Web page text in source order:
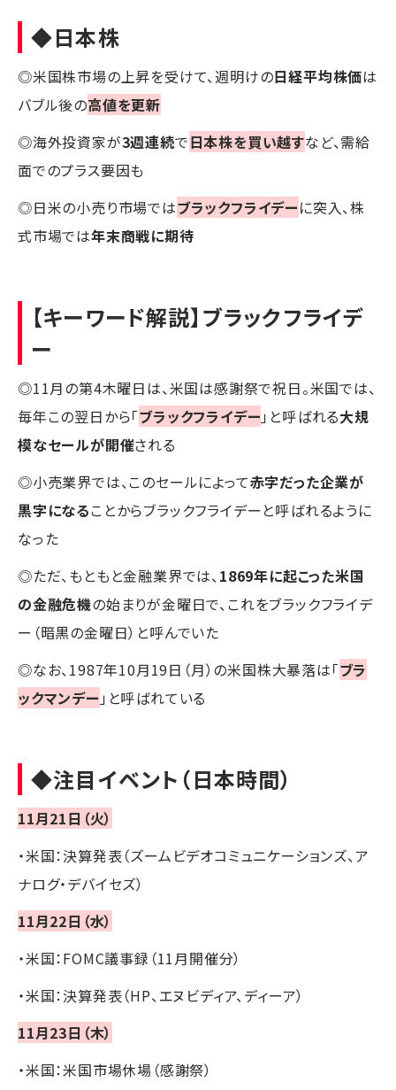
◆日本株
◎米国株市場の上昇を受けて、週明けの日経平均株価は
バブル後の高値を更新
◎海外投資家が3週連続で日本株を買い越すなど、需給
面でのプラス要因も
◎日米の小売り市場ではブラックフライデーに突入、株
式市場では年末商戦に期待
【キーワード解説】ブラックフライデ
ー
◎11月の第4木曜日は、米国は感謝祭で祝日。米国では、
毎年この翌日から「ブラックフライデー 」と呼ばれる大規
模なセールが開催される
◎小売業界では、このセールによって赤字だった企業が
黒字になることからブラックフライデーと呼ばれるように
なった
◎ただ、もともと金融業界では、1869年に起こった米国
の金融危機の始まりが金曜日で、これをブラックフライデ
ー（暗黒の金曜日）と呼んでいた
◎なお、1987年10月19日（月）の米国株大暴落は「ブラ
ックマンデー 」と呼ばれている
◆注目イベント（日本時間）
11月21日（火）
・米国：決算発表（ズームビデオコミュニケーションズ、ア
ナログ・デバイセズ）
11月22日（水）
・米国：FOMC議事録（11月開催分）
・米国：決算発表（HP、エヌビディア、ディーア）
11月23日（木）
・米国：米国市場休場（感謝祭）